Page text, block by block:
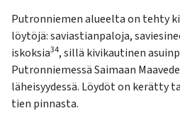
Putronniemen alueelta on tehty
löytöjä: saviastianpaloja,
iskoksia34, sillä kivikautinen
Putronniemessä Saimaan
läheisyydessä. Löydöt on kerätty
tien pinnasta.